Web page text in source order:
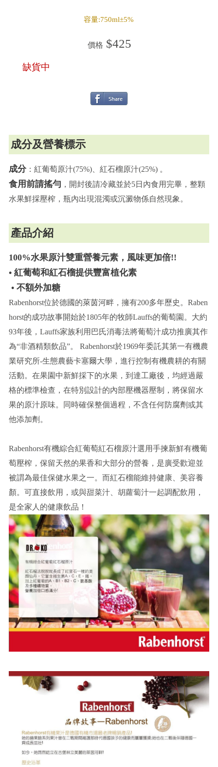
容量:750ml±5%
價格 $425
缺貨中
成分及營養標示
成分：紅葡萄原汁(75%)、紅石榴原汁(25%) 。
食用前請搖勻 ，開封後請冷藏並於5日內食用完畢，整顆
水果鮮採壓榨，瓶內出現混濁或沉澱物係自然現象。
產品介紹
100%水果原汁雙重營養元素，風味更加倍!!
• 紅葡萄和紅石榴提供豐富植化素
• 不額外加糖
Rabenhorst位於德國的萊茵河畔，擁有200多年歷史。Raben
horst的成功故事開始於1805年的牧師Lauffs的葡萄園。大約
93年後，Lauffs家族利用巴氏消毒法將葡萄汁成功推廣其作
為“非酒精類飲品”。 Rabenhorst於1969年委託其第一有機農
業研究所-生態農藝卡塞爾大學，進行控制有機農耕的有關
活動。在果園中新鮮採下的水果，到達工廠後，均經過嚴
格的標準檢查，在特別設計的內部壓機器壓制，將保留水
果的原汁原味。同時確保整個過程，不含任何防腐劑或其
他添加劑。
Rabenhorst有機綜合紅葡萄紅石榴原汁選用手揀新鮮有機葡
萄壓榨，保留天然的果香和大部分的營養，是廣受歡迎並
被謂為最佳保健水果之一。而紅石榴能維持健康、美容養
顏。可直接飲用，或與甜菜汁、胡蘿蔔汁一起調配飲用，
是全家人的健康飲品！